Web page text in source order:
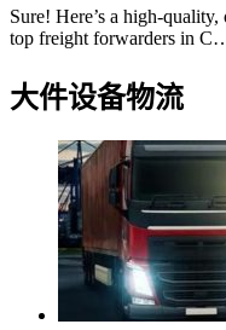
Sure! Here’s a high-
top freight forwarders in
大件设备物流